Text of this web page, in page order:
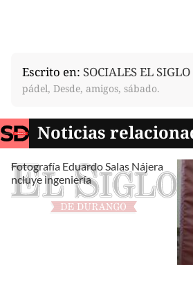
Escrito en: SOCIALES EL SIGLO
pádel, Desde, amigos, sábado.
Noticias